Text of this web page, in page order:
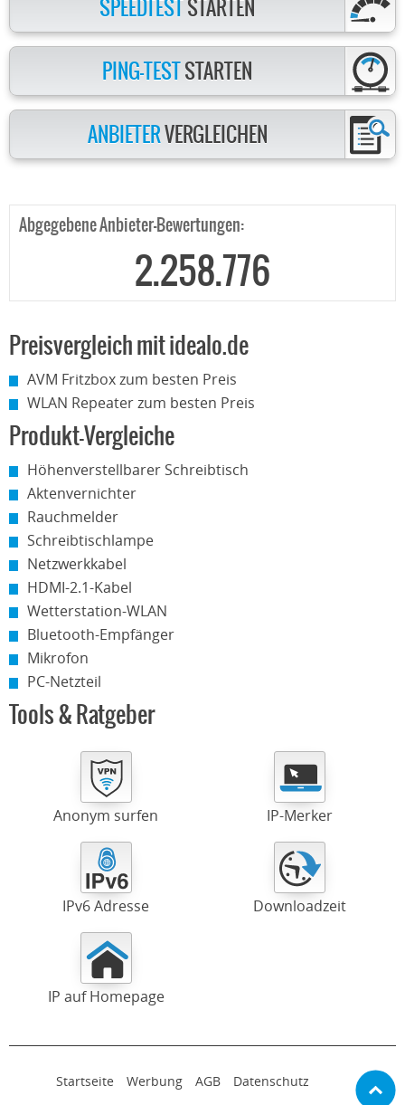
SPEEDTESTSTARTEN
PING-TESTSTARTEN
ANBIETERVERGLEICHEN
Abgegebene Anbieter-Bewertungen:
2.258.776
Preisvergleich mit idealo.de
AVM Fritzbox zum besten Preis
WLAN Repeater zum besten Preis
Produkt-Vergleiche
Höhenverstellbarer Schreibtisch
Aktenvernichter
Rauchmelder
Schreibtischlampe
Netzwerkkabel
HDMI-2.1-Kabel
Wetterstation-WLAN
Bluetooth-Empfänger
Mikrofon
PC-Netzteil
Tools & Ratgeber
Anonym surfen IP-Merker
IPv6 Adresse Downloadzeit
IP auf Homepage
Startseite Werbung AGB Datenschutz